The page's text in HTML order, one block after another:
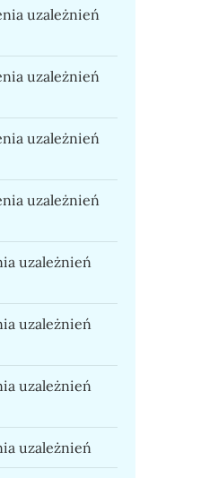
uzależnień
uzależnień
uzależnień
uzależnień
uzależnień
uzależnień
uzależnień
uzależnień